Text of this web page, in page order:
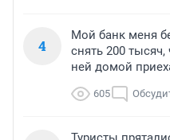
4
Мой банк меня
снять 200
ней домой
605